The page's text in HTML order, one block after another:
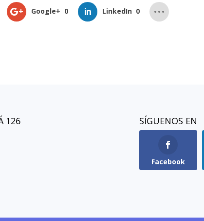
Google+ 0 LinkedIn 0
126 SÍGUENOS EN
Facebook